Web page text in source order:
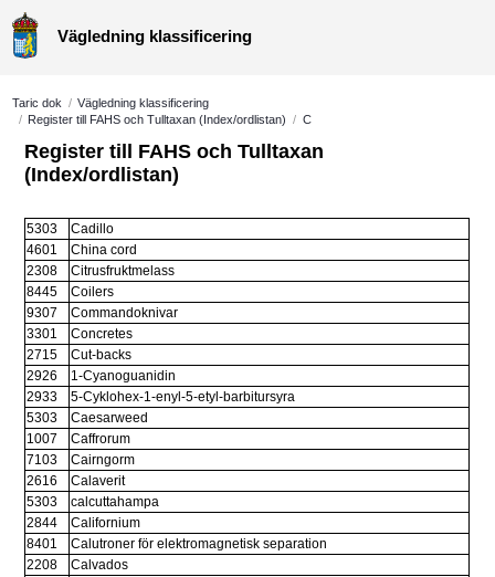
Vägledning klassificering
Taric dok / Vägledning klassificering
/ Register till FAHS och Tulltaxan (Index/ordlistan) / C
Register till FAHS och Tulltaxan
(Index/ordlistan)
5303
Cadillo
4601
China cord
2308
Citrusfruktmelass
8445
Coilers
9307
Commandoknivar
3301
Concretes
2715
Cut-backs
2926
1-Cyanoguanidin
2933
5-Cyklohex-1-enyl-5-etyl-barbitursyra
5303
Caesarweed
1007
Caffrorum
7103
Cairngorm
2616
Calaverit
5303
calcuttahampa
2844
Californium
8401
Calutroner för elektromagnetisk separation
2208
Calvados